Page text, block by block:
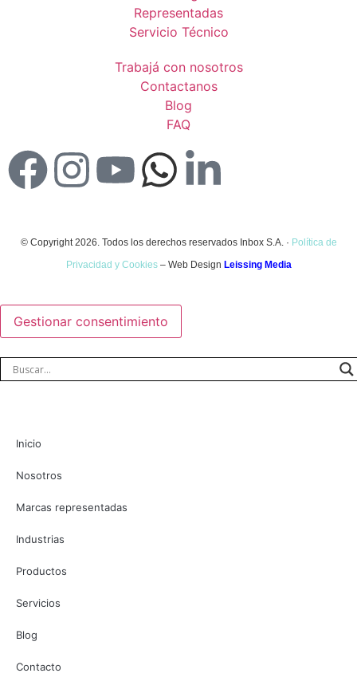
Representadas
Servicio Técnico
Trabajá con nosotros
Contactanos
Blog
FAQ
© Copyright 2026. Todos los derechos reservados Inbox S.A. · Política de
Privacidad y Cookies– Web Design Leissing Media
Gestionar consentimiento
Inicio
Nosotros
Marcas representadas
Industrias
Productos
Servicios
Blog
Contacto